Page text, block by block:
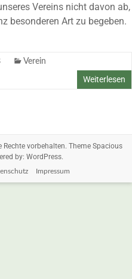
Vereins nicht davon ab,
besonderen Art zu begeben.
Verein
Weiterlesen
Rechte vorbehalten. ThemeSpacious
by: WordPress.
Impressum